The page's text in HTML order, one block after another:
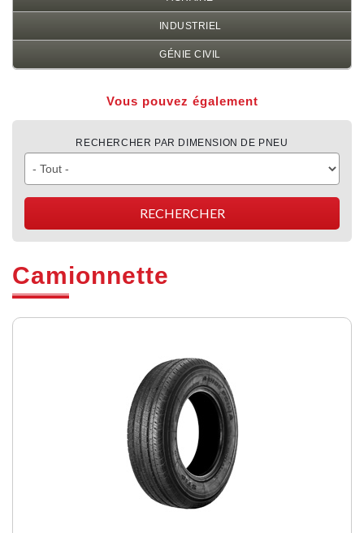
INDUSTRIEL
GÉNIE CIVIL
Vous pouvez également
RECHERCHER PAR DIMENSION DE PNEU
Camionnette